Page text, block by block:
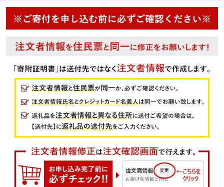
限定 人気 おすすめ 送料
無料